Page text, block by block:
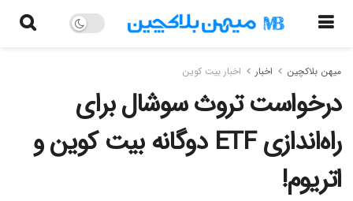
میهن بلاکچین اخبار اخبار بیت کوین
درخواست تروث سوشال برای
راه‌اندازی ETF دوگانه بیت کوین و
اتریوم!